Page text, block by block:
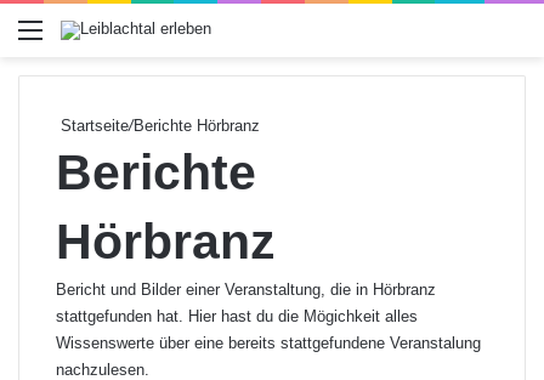
Menü
Startseite/Berichte Hörbranz
Berichte
Hörbranz
Bericht und Bilder einer Veranstaltung, die in Hörbranz
stattgefunden hat. Hier hast du die Mögichkeit alles
Wissenswerte über eine bereits stattgefundene Veranstalung
nachzulesen.